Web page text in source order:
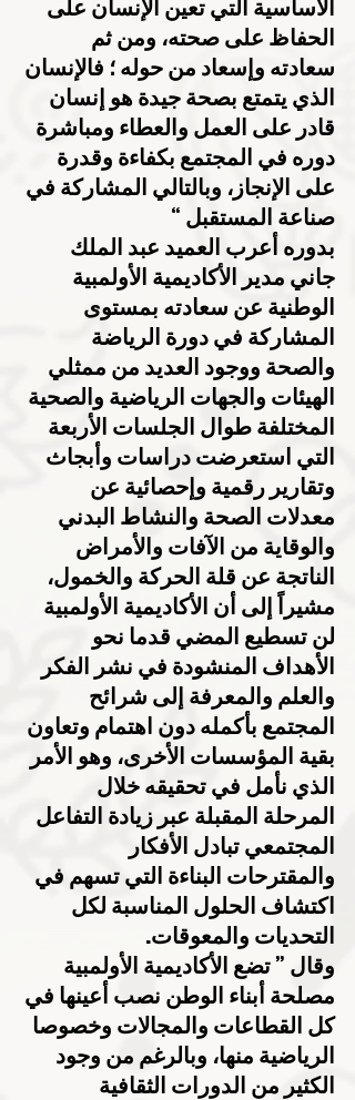
الأساسية التي تعين الإنسان على
الحفاظ على صحته، ومن ثم
سعادته وإسعاد من حوله ؛ فالإنسان
الذي يتمتع بصحة جيدة هو إنسان
قادر على العمل والعطاء ومباشرة
دوره في المجتمع بكفاءة وقدرة
على الإنجاز، وبالتالي المشاركة في
صناعة المستقبل “
بدوره أعرب العميد عبد الملك
جاني مدير الأكاديمية الأولمبية
الوطنية عن سعادته بمستوى
المشاركة في دورة الرياضة
والصحة ووجود العديد من ممثلي
الهيئات والجهات الرياضية والصحية
المختلفة طوال الجلسات الأربعة
التي استعرضت دراسات وأبجاث
وتقارير رقمية وإحصائية عن
معدلات الصحة والنشاط البدني
والوقاية من الآفات والأمراض
الناتجة عن قلة الحركة والخمول،
مشيراً إلى أن الأكاديمية الأولمبية
لن تسطيع المضي قدما نحو
الأهداف المنشودة في نشر الفكر
والعلم والمعرفة إلى شرائح
المجتمع بأكمله دون اهتمام وتعاون
بقية المؤسسات الأخرى، وهو الأمر
الذي نأمل في تحقيقه خلال
المرحلة المقبلة عبر زيادة التفاعل
المجتمعي تبادل الأفكار
والمقترحات البناءة التي تسهم في
اكتشاف الحلول المناسبة لكل
التحديات والمعوقات.
وقال ” تضع الأكاديمية الأولمبية
مصلحة أبناء الوطن نصب أعينها في
كل القطاعات والمجالات وخصوصا
الرياضية منها، وبالرغم من وجود
الكثير من الدورات الثقافية